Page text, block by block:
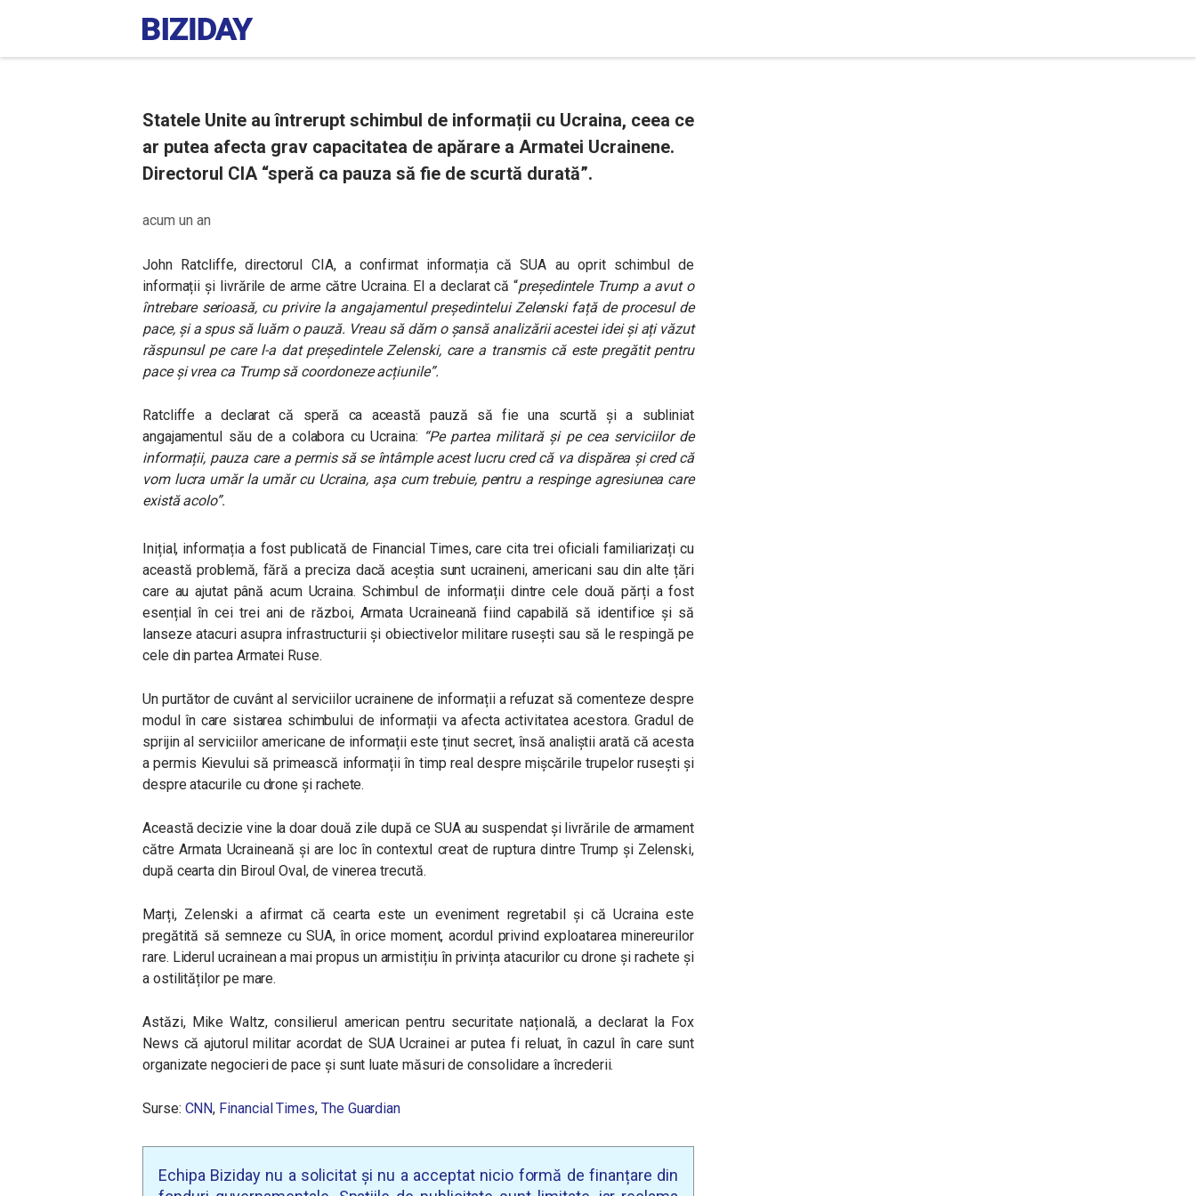
Statele Unite au întrerupt schimbul de informații cu Ucraina, ceea ce
ar putea afecta grav capacitatea de apărare a Armatei Ucrainene.
Directorul CIA “speră ca pauza să fie de scurtă durată”.
acum un an
John Ratcliffe, directorul CIA, a confirmat informația că SUA au oprit schimbul de
informații și livrările de arme către Ucraina. El a declarat că “președintele Trump a avut o
întrebare serioasă, cu privire la angajamentul președintelui Zelenski față de procesul de
pace, și a spus să luăm o pauză. Vreau să dăm o șansă analizării acestei idei și ați văzut
răspunsul pe care l-a dat președintele Zelenski, care a transmis că este pregătit pentru
pace și vrea ca Trump să coordoneze acțiunile”.
Ratcliffe a declarat că speră ca această pauză să fie una scurtă și a subliniat
angajamentul său de a colabora cu Ucraina: “Pe partea militară și pe cea serviciilor de
informații, pauza care a permis să se întâmple acest lucru cred că va dispărea și cred că
vom lucra umăr la umăr cu Ucraina, așa cum trebuie, pentru a respinge agresiunea care
există acolo”.
Inițial, informația a fost publicată de Financial Times, care cita trei oficiali familiarizați cu
această problemă, fără a preciza dacă aceștia sunt ucraineni, americani sau din alte țări
care au ajutat până acum Ucraina. Schimbul de informații dintre cele două părți a fost
esențial în cei trei ani de război, Armata Ucraineană fiind capabilă să identifice și să
lanseze atacuri asupra infrastructurii și obiectivelor militare rusești sau să le respingă pe
cele din partea Armatei Ruse.
Un purtător de cuvânt al serviciilor ucrainene de informații a refuzat să comenteze despre
modul în care sistarea schimbului de informații va afecta activitatea acestora. Gradul de
sprijin al serviciilor americane de informații este ținut secret, însă analiștii arată că acesta
a permis Kievului să primească informații în timp real despre mișcările trupelor rusești și
despre atacurile cu drone și rachete.
Această decizie vine la doar două zile după ce SUA au suspendat și livrările de armament
către Armata Ucraineană și are loc în contextul creat de ruptura dintre Trump și Zelenski,
după cearta din Biroul Oval, de vinerea trecută.
Marți, Zelenski a afirmat că cearta este un eveniment regretabil și că Ucraina este
pregătită să semneze cu SUA, în orice moment, acordul privind exploatarea minereurilor
rare. Liderul ucrainean a mai propus un armistițiu în privința atacurilor cu drone și rachete și
a ostilităților pe mare.
Astăzi, Mike Waltz, consilierul american pentru securitate națională, a declarat la Fox
News că ajutorul militar acordat de SUA Ucrainei ar putea fi reluat, în cazul în care sunt
organizate negocieri de pace și sunt luate măsuri de consolidare a încrederii.
Surse: CNN, Financial Times, The Guardian
Echipa Biziday nu a solicitat și nu a acceptat nicio formă de finanțare din